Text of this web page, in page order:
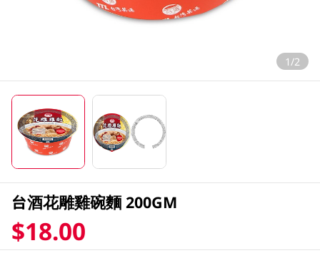
1/2
台酒花雕雞碗麵 200GM
$18.00